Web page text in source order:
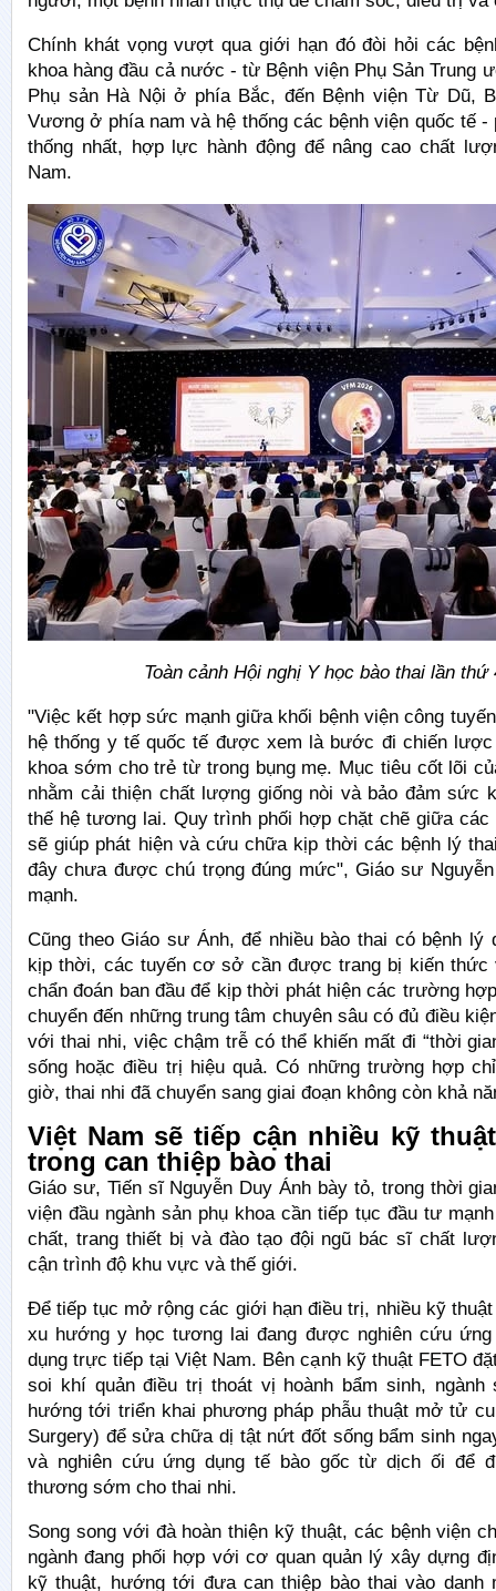
Chính khát vọng vượt qua giới hạn đó đòi hỏi các
khoa hàng đầu cả nước - từ Bệnh viện Phụ Sản Trung
Phụ sản Hà Nội ở phía Bắc, đến Bệnh viện Từ Dũ,
Vương ở phía nam và hệ thống các bệnh viện quốc tế -
thống nhất, hợp lực hành động để nâng cao chất
Nam.
Toàn cảnh Hội nghị Y học bào thai lần thứ
"Việc kết hợp sức mạnh giữa khối bệnh viện công
hệ thống y tế quốc tế được xem là bước đi chiến
khoa sớm cho trẻ từ trong bụng mẹ. Mục tiêu cốt lõi
nhằm cải thiện chất lượng giống nòi và bảo đảm sức
thế hệ tương lai. Quy trình phối hợp chặt chẽ giữa
sẽ giúp phát hiện và cứu chữa kịp thời các bệnh lý
đây chưa được chú trọng đúng mức", Giáo sư
mạnh.
Cũng theo Giáo sư Ánh, để nhiều bào thai có bệnh lý
kịp thời, các tuyến cơ sở cần được trang bị kiến thức
chẩn đoán ban đầu để kịp thời phát hiện các trường
chuyển đến những trung tâm chuyên sâu có đủ điều
với thai nhi, việc chậm trễ có thể khiến mất đi “thời
sống hoặc điều trị hiệu quả. Có những trường hợp
giờ, thai nhi đã chuyển sang giai đoạn không còn khả
Việt Nam sẽ tiếp cận nhiều kỹ
trong can thiệp bào thai
Giáo sư, Tiến sĩ Nguyễn Duy Ánh bày tỏ, trong thời
viện đầu ngành sản phụ khoa cần tiếp tục đầu tư
chất, trang thiết bị và đào tạo đội ngũ bác sĩ chất
cận trình độ khu vực và thế giới.
Để tiếp tục mở rộng các giới hạn điều trị, nhiều kỹ
xu hướng y học tương lai đang được nghiên cứu ứng
dụng trực tiếp tại Việt Nam. Bên cạnh kỹ thuật FETO
soi khí quản điều trị thoát vị hoành bẩm sinh, ngành
hướng tới triển khai phương pháp phẫu thuật mở tử
Surgery) để sửa chữa dị tật nứt đốt sống bẩm sinh
và nghiên cứu ứng dụng tế bào gốc từ dịch ối để
thương sớm cho thai nhi.
Song song với đà hoàn thiện kỹ thuật, các bệnh viện
ngành đang phối hợp với cơ quan quản lý xây dựng
kỹ thuật, hướng tới đưa can thiệp bào thai vào danh